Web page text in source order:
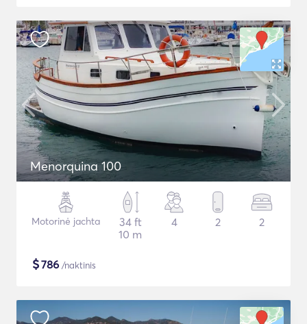
Menorquina 100
Motorinė jachta
34 ft
10 m
4 2 2
$786 /naktinis